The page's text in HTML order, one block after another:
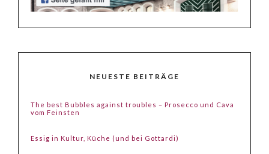
NEUESTE BEITRÄGE
The best Bubbles against troubles – Prosecco und Cava
vom Feinsten
Essig in Kultur, Küche (und bei Gottardi)